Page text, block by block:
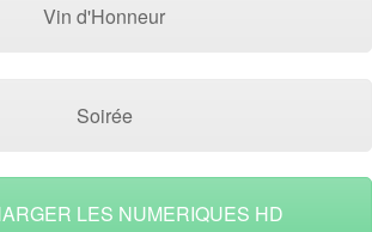
Vin d'Honneur
Soirée
LES NUMERIQUES HD